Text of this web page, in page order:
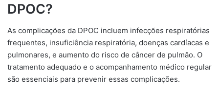
DPOC?
As complicações da DPOC incluem infecções respiratórias
frequentes, insuficiência respiratória, doenças cardíacas e
pulmonares, e aumento do risco de câncer de pulmão. O
tratamento adequado e o acompanhamento médico regular
são essenciais para prevenir essas complicações.